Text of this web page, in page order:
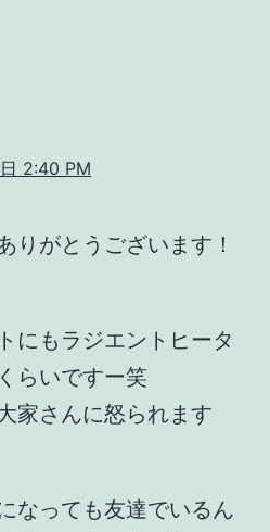
2:40 PM
りがとうございます！
にもラジエントヒータ
らいですー笑
家さんに怒られます
なっても友達でいるん